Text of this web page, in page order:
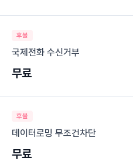
후불
국제전화 수신거부
무료
후불
데이터로밍 무조건차단
무료